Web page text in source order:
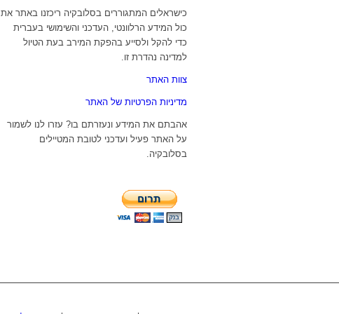
כישראלים המתגוררים בסלובקיה ריכזנו באתר את
כול המידע הרלוונטי, העדכני והשימושי בעברית
כדי להקל ולסייע בהפקת המירב בעת הטיול
למדינה נהדרת זו.
צוות האתר
מדיניות הפרטיות של האתר
אהבתם את המידע ונעזרתם בו? עזרו לנו לשמור
על האתר פעיל ועדכני לטובת המטיילים
בסלובקיה.